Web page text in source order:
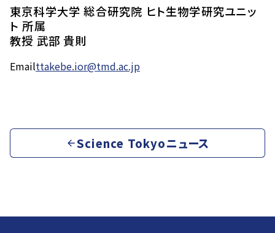
東京科学大学 総合研究院 ヒト生物学研究ユニッ
ト 所属
教授 武部 貴則
Emailttakebe.ior@tmd.ac.jp
Science Tokyoニュース